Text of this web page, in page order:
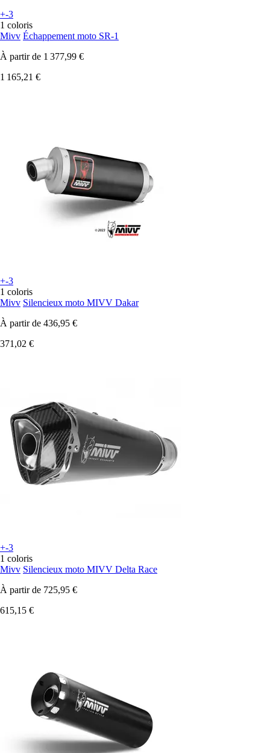
+-3
1 coloris
Mivv Échappement moto SR-1
À partir de 1 377,99 €
1 165,21 €
+-3
1 coloris
Mivv Silencieux moto MIVV Dakar
À partir de 436,95 €
371,02 €
+-3
1 coloris
Mivv Silencieux moto MIVV Delta Race
À partir de 725,95 €
615,15 €